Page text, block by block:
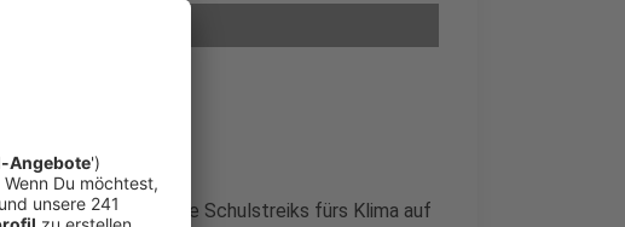
internationale Schulstreiks fürs Klima auf